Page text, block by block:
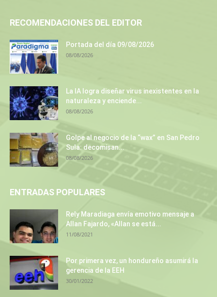
RECOMENDACIONES DEL EDITOR
Portada del día 09/08/2026
08/08/2026
La IA logra diseñar virus inexistentes en la
naturaleza y enciende...
08/08/2026
Golpe al negocio de la “wax” en San Pedro
Sula: decomisan...
08/08/2026
ENTRADAS POPULARES
Rely Maradiaga envía emotivo mensaje a
Allan Fajardo, «Allan se está...
11/08/2021
Por primera vez, un hondureño asumirá la
gerencia de la EEH
30/01/2022